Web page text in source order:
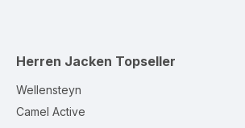
Herren Jacken Topseller
Wellensteyn
Camel Active